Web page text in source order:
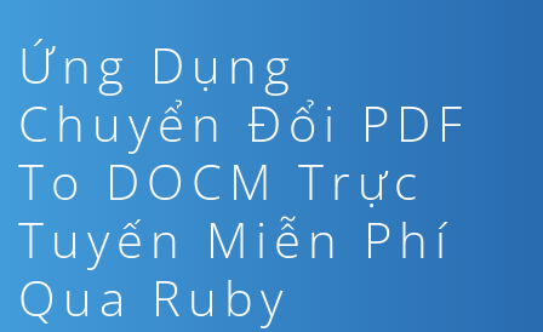
Ứng Dụng
Chuyển Đổi PDF
To DOCM Trực
Tuyến Miễn Phí
Qua Ruby